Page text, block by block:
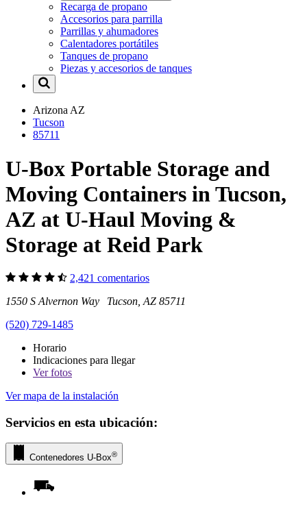
Recarga de propano
Accesorios para parrilla
Parrillas y ahumadores
Calentadores portátiles
Tanques de propano
Piezas y accesorios de tanques
Arizona AZ
Tucson
85711
U-Box Portable Storage and
Moving Containers in Tucson,
AZ at U-Haul Moving &
Storage at Reid Park
2,421 comentarios
1550 S Alvernon Way Tucson, AZ 85711
(520) 729-1485
Horario
Indicaciones para llegar
Verfotos
Ver mapa de la instalación
Servicios en esta ubicación:
Contenedores U-Box®